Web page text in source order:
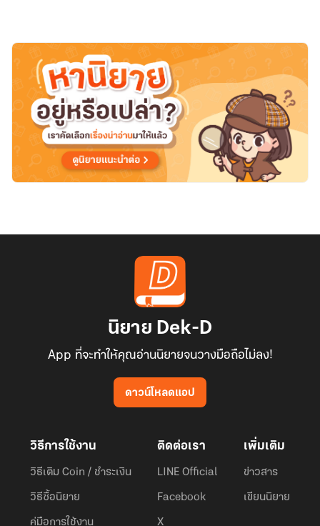
ฉัน
นิยาย Dek-D
App ที่จะทำให้คุณอ่านนิยายจนวางมือถือไม่ลง!
ดาวน์โหลดแอป
วิธีการใช้งาน
วิธีเติม Coin / ชำระเงิน
วิธีซื้อนิยาย
คู่มือการใช้งาน
ติดต่อเรา
LINE Official
Facebook
X
เพิ่มเติม
ข่าวสาร
เขียนนิยาย